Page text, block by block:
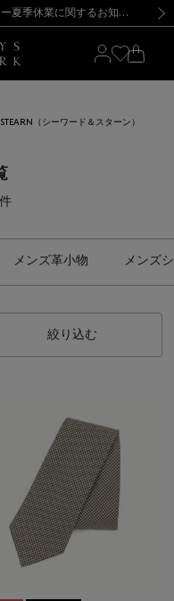
新規登録のお客様も対象！＜MY BARNEYS＞会員のお客様は11,000円（税込）以上のお買上げで常時送料無料！お買い物の際は会員登録を！
お知らせ】(2026.8.7) 【オンラインストア カスタマーセンター夏季休業に関するお知らせ】（2026.8.7）
【夏季休業に伴う返品・交換承り一時停止のお知らせ】（2026.8.5）
お荷物のお届けについて
案内・ご注意事項 新規登録のお客様も対象！＜MY BARNEYS＞会員のお客様は11,000円（税込）以上のお買上げで常時送料無料！お買い物の際は会員登録を！
お知らせ】(2026.8.7)
（シーワード＆スターン）
メンズ革小物 メンズ
絞り込む